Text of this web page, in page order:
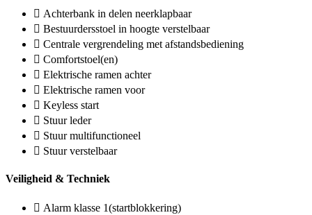
Achterbank in delen neerklapbaar
Bestuurdersstoel in hoogte verstelbaar
Centrale vergrendeling met afstandsbediening
Comfortstoel(en)
Elektrische ramen achter
Elektrische ramen voor
Keyless start
Stuur leder
Stuur multifunctioneel
Stuur verstelbaar
Veiligheid & Techniek
Alarm klasse 1(startblokkering)